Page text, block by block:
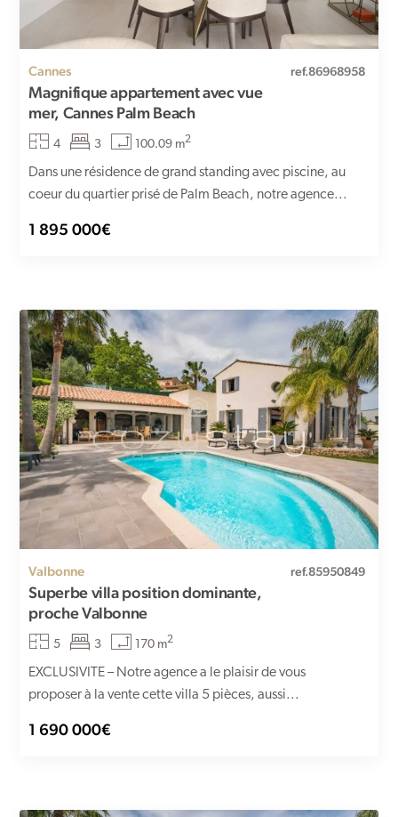
Cannes ref.86968958
Magnifique appartement avec vue
mer, Cannes Palm Beach
4 3 100.09 m2
Dans une résidence de grand standing avec piscine, au
coeur du quartier prisé de Palm Beach, notre agence...
1 895 000€
Valbonne ref.85950849
Superbe villa position dominante,
proche Valbonne
5 3 170 m2
EXCLUSIVITE – Notre agence a le plaisir de vous
proposer à la vente cette villa 5 pièces, aussi...
1 690 000€